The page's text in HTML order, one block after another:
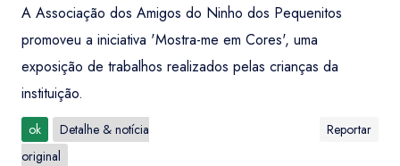
A Associação dos Amigos do Ninho dos Pequenitos
promoveu a iniciativa 'Mostra-me em Cores', uma
exposição de trabalhos realizados pelas crianças da
instituição.
ok
Detalhe & notícia
original
Reportar